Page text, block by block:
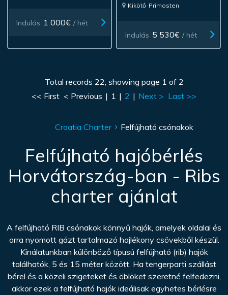
Indulás 1 000€ / hét
Kikötő Primosten
Indulás 5 530€ / hét
Total records 22, showing page 1 of 2
<< First < Previous | 1 | 2 | Next > Last >>
Croatia Charter Felfújható csónakok
Felfújható hajóbérlés
Horvátország-ban - Ribs
charter ajánlat
A felfújható RIB csónakok könnyű hajók, amelyek oldalai és
orra nyomott gázt tartalmazó hajlékony csövekből készül.
Kínálatunkban különböző típusú felfújható (rib) hajók
találhatók, 5 és 15 méter között. Ha tengerparti szállást
bérel és a közeli szigeteket és öblöket szeretné felfedezni,
akkor ezek a felfújható hajók ideálisak egyhetes bérlésre